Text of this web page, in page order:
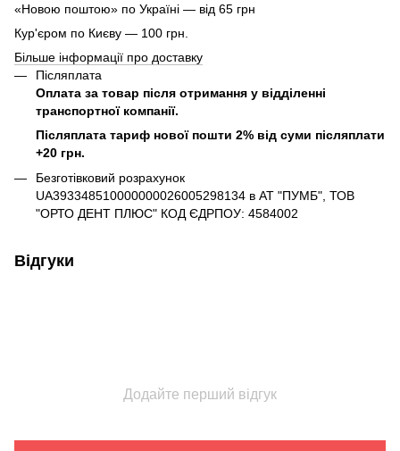
«Новою поштою» по Україні — від 65 грн
Кур'єром по Києву — 100 грн.
Більше інформації про доставку
Післяплата
Оплата за товар після отримання у відділенні
транспортної компанії.
Післяплата тариф нової пошти 2% від суми післяплати
+20 грн.
Безготівковий розрахунок
UA393348510000000026005298134 в АТ "ПУМБ", ТОВ
"ОРТО ДЕНТ ПЛЮС" КОД ЄДРПОУ: 4584002
Відгуки
Додайте перший відгук